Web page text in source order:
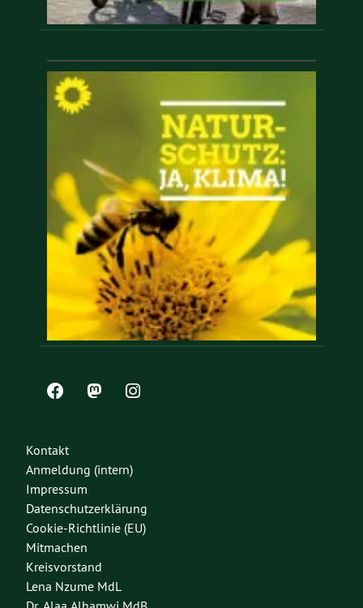
Kontakt
Anmeldung (intern)
Impressum
Datenschutzerklärung
Cookie-Richtlinie (EU)
Mitmachen
Kreisvorstand
Lena Nzume MdL